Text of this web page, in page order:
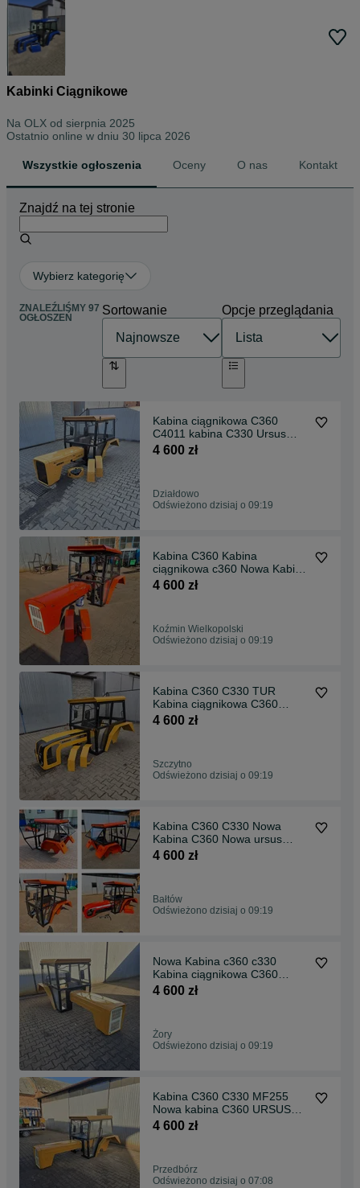
Kabinki Ciągnikowe
Na OLX od sierpnia 2025
Ostatnio online w dniu 30 lipca 2026
Wszystkie ogłoszenia Oceny O nas Kontakt
Znajdź na tej stronie
Wybierz kategorię
ZNALEŹLIŚMY 97
OGŁOSZEŃ
Sortowanie Opcje przeglądania
Kabina ciągnikowa C360
C4011 kabina C330 Ursus
c360 ‼️PROMOCJA ‼️
4 600 zł
Działdowo
Odświeżono dzisiaj o 09:19
Kabina C360 Kabina
ciągnikowa c360 Nowa Kabina
c360 C330‼️PROMOCJA‼️
4 600 zł
Koźmin Wielkopolski
Odświeżono dzisiaj o 09:19
Kabina C360 C330 TUR
Kabina ciągnikowa C360
URSUS c360 ‼️PROMOCJA‼️
4 600 zł
Szczytno
Odświeżono dzisiaj o 09:19
Kabina C360 C330 Nowa
Kabina C360 Nowa ursus
c360 ‼️PROMOCJA‼️
4 600 zł
Bałtów
Odświeżono dzisiaj o 09:19
Nowa Kabina c360 c330
Kabina ciągnikowa C360
ursus c360 ‼️PROMOCJA‼️
4 600 zł
Żory
Odświeżono dzisiaj o 09:19
Kabina C360 C330 MF255
Nowa kabina C360 URSUS
c360 ‼️PROMOCJA ‼️
4 600 zł
Przedbórz
Odświeżono dzisiaj o 07:08